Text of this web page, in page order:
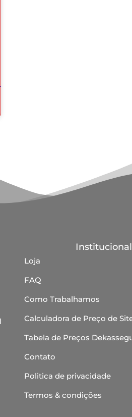
Institucional
Loja
FAQ
Como Trabalhamos
Calculadora de Preço de
Tabela de Preços
Contato
Politica de privacidade
Termos & condições